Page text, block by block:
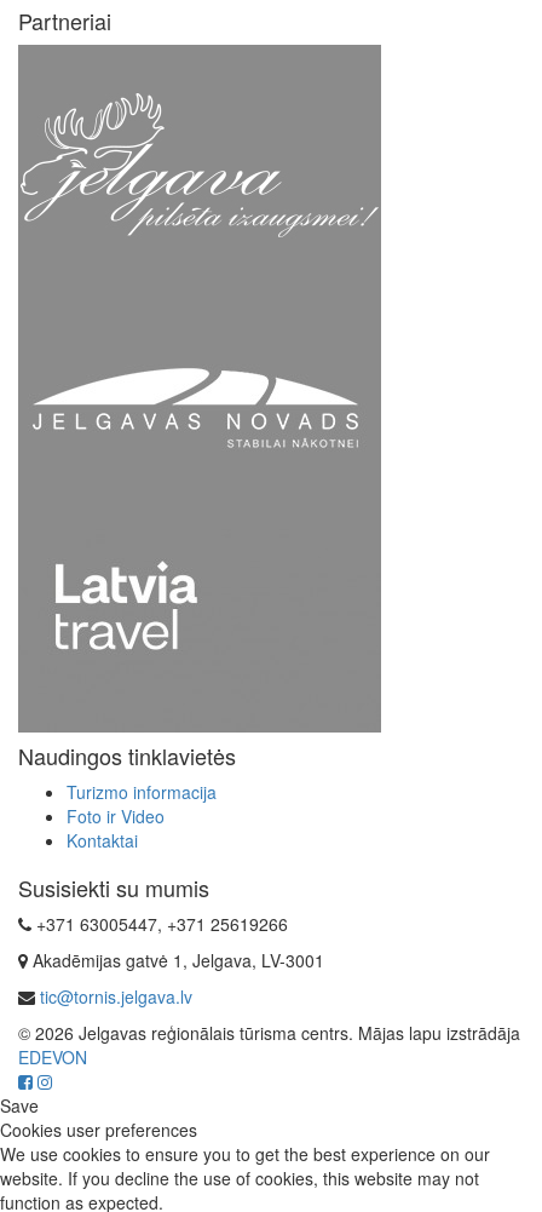
Partneriai
Naudingos tinklavietės
Turizmo informacija
Foto ir Video
Kontaktai
Susisiekti su mumis
+371 63005447, +371 25619266
Akadēmijas gatvė 1, Jelgava, LV-3001
tic@tornis.jelgava.lv
© 2026 Jelgavas reģionālais tūrisma centrs. Mājas lapu izstrādāja
EDEVON
Save
Cookies user preferences
We use cookies to ensure you to get the best experience on our
website. If you decline the use of cookies, this website may not
function as expected.